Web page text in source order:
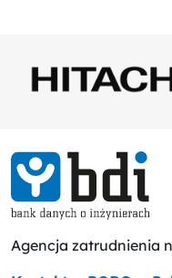
Agencja zatrudnienia